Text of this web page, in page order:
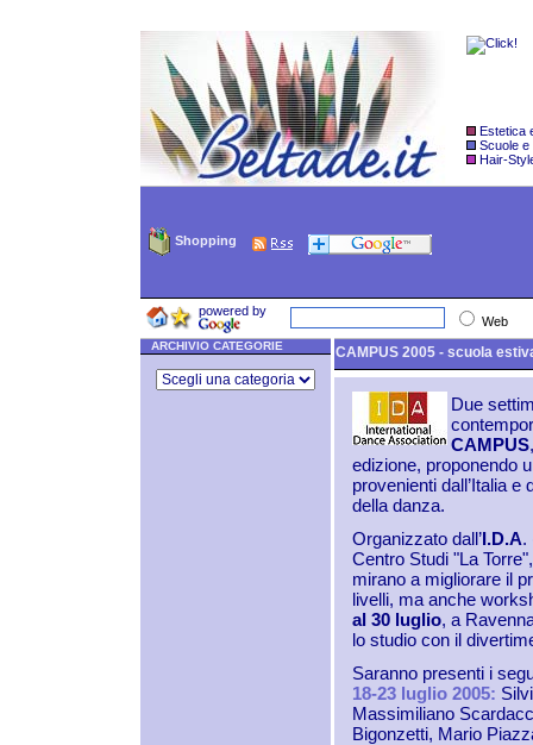
Estetica
Scuole e
Hair-
Shopping
powered by
Web
ARCHIVIO CATEGORIE CAMPUS 2005 - scuola
Due
CAMPUS
edizione, proponendo
provenienti dall’Italia e
della danza.
Organizzato dall’I.D.A.
Centro Studi "La
mirano a migliorare il
livelli, ma anche
al 30 luglio, a
lo studio con il
Saranno presenti i
18-23 luglio 2005:
Massimiliano
Bigonzetti, Mario